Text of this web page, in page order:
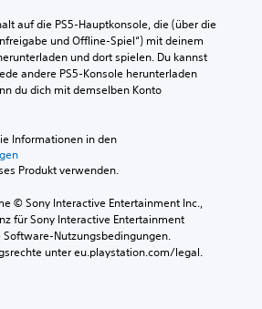
auf die PS5-Hauptkonsole, die (über die
und Offline-Spiel“) mit deinem
und dort spielen. Du kannst
andere PS5-Konsole herunterladen
du dich mit demselben Konto
Informationen in den
Produkt verwenden.
© Sony Interactive Entertainment Inc.,
für Sony Interactive Entertainment
Software-Nutzungsbedingungen.
unter eu.playstation.com/legal.